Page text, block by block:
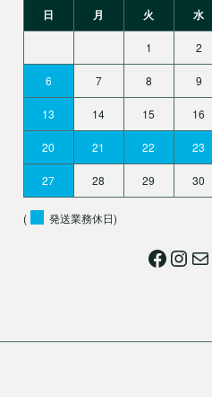
日 月 火 水
1 2
6 7 8 9
13 14 15 16
20 21 22 23
27 28 29 30
( 発送業務休日)
Facebook Instagram メール